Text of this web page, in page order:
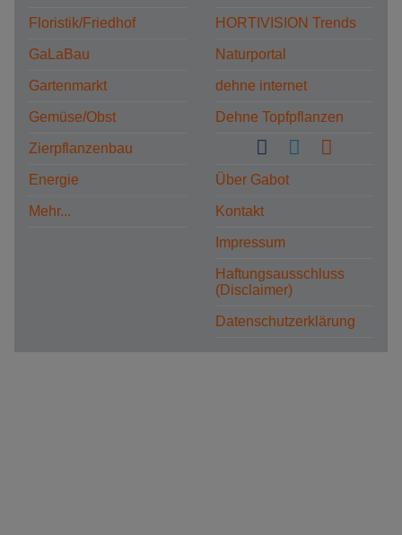
Floristik/Friedhof
GaLaBau
Gartenmarkt
Gemüse/Obst
Zierpflanzenbau
Energie
Mehr...
HORTIVISION Trends
Naturportal
dehne internet
Dehne Topfpflanzen
Über Gabot
Kontakt
Impressum
Haftungsausschluss
(Disclaimer)
Datenschutzerklärung